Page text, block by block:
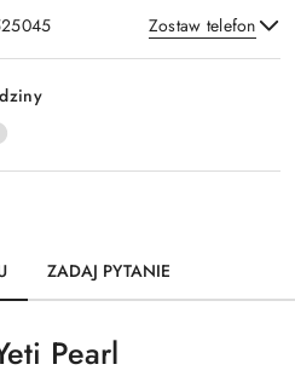
Zostaw telefon
ZADAJ PYTANIE
Pearl